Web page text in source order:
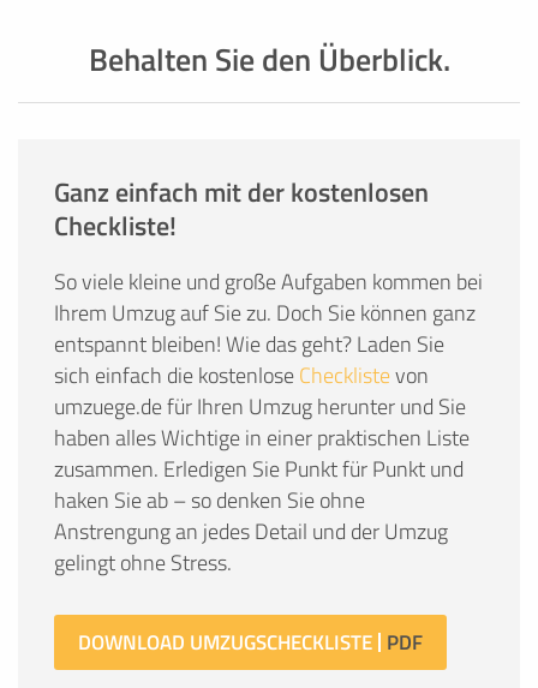
Behalten Sie den Überblick.
Ganz einfach mit der kostenlosen
Checkliste!
So viele kleine und große Aufgaben kommen bei
Ihrem Umzug auf Sie zu. Doch Sie können ganz
entspannt bleiben! Wie das geht? Laden Sie
sich einfach die kostenloseChecklistevon
umzuege.de für Ihren Umzug herunter und Sie
haben alles Wichtige in einer praktischen Liste
zusammen. Erledigen Sie Punkt für Punkt und
haken Sie ab – so denken Sie ohne
Anstrengung an jedes Detail und der Umzug
gelingt ohne Stress.
DOWNLOAD UMZUGSCHECKLISTE